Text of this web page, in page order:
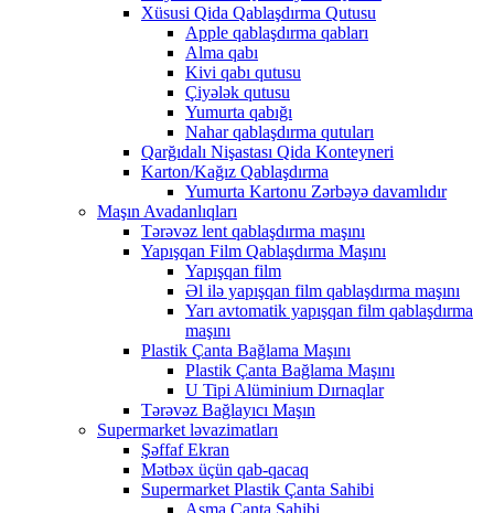
Xüsusi Qida Qablaşdırma Qutusu
Apple qablaşdırma qabları
Alma qabı
Kivi qabı qutusu
Çiyələk qutusu
Yumurta qabığı
Nahar qablaşdırma qutuları
Qarğıdalı Nişastası Qida Konteyneri
Karton/Kağız Qablaşdırma
Yumurta Kartonu Zərbəyə davamlıdır
Maşın Avadanlıqları
Tərəvəz lent qablaşdırma maşını
Yapışqan Film Qablaşdırma Maşını
Yapışqan film
Əl ilə yapışqan film qablaşdırma maşını
Yarı avtomatik yapışqan film qablaşdırma
maşını
Plastik Çanta Bağlama Maşını
Plastik Çanta Bağlama Maşını
U Tipi Alüminium Dırnaqlar
Tərəvəz Bağlayıcı Maşın
Supermarket ləvazimatları
Şəffaf Ekran
Mətbəx üçün qab-qacaq
Supermarket Plastik Çanta Sahibi
Asma Çanta Sahibi